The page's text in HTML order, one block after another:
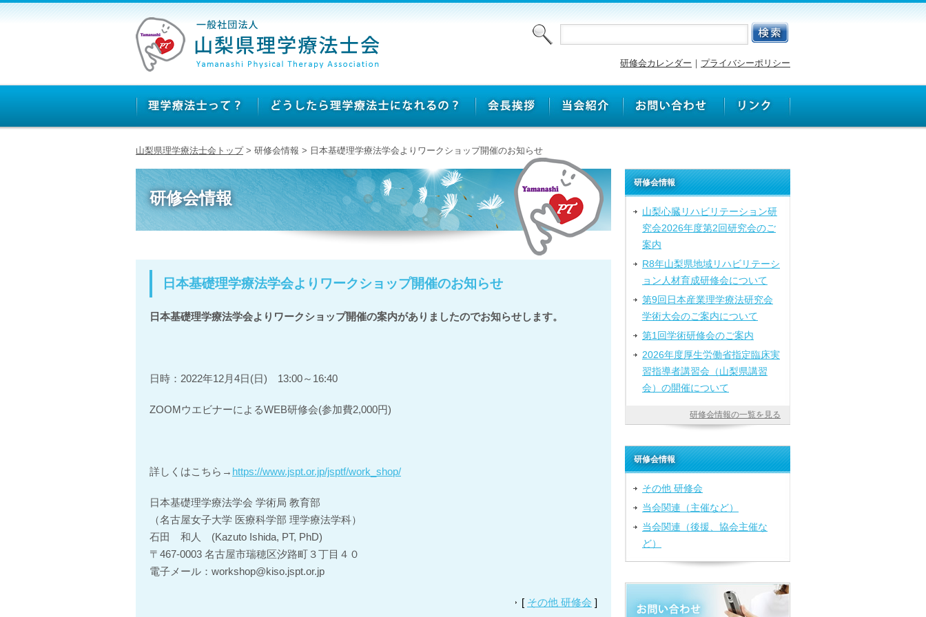
研修会カレンダー ｜ プライバシーポリシー
山梨県理学療法士会トップ> 研修会情報 > 日本基礎理学療法学会よりワークショップ開催のお知らせ
研修会情報
日本基礎理学療法学会よりワークショップ開催のお知らせ
日本基礎理学療法学会よりワークショップ開催の案内がありましたのでお知らせします。
日時：2022年12月4日(日) 13:00～16:40
ZOOMウエビナーによるWEB研修会(参加費2,000円)
詳しくはこちら→ https://www.jspt.or.jp/jsptf/work_shop/
日本基礎理学療法学会 学術局 教育部
（名古屋女子大学 医療科学部 理学療法学科）
石田 和人 (Kazuto Ishida, PT, PhD)
〒467-0003 名古屋市瑞穂区汐路町３丁目４０
電子メール：workshop@kiso.jspt.or.jp
[ その他 研修会 ]
研修会情報
山梨心臓リハビリテーション研
究会2026年度第2回研究会のご
案内
R8年山梨県地域リハビリテーシ
ョン人材育成研修会について
第9回日本産業理学療法研究会
学術大会のご案内について
第1回学術研修会のご案内
2026年度厚生労働省指定臨床実
習指導者講習会（山梨県講習
会）の開催について
研修会情報の一覧を見る
研修会情報
その他 研修会
当会関連（主催など）
当会関連（後援、協会主催な
ど）